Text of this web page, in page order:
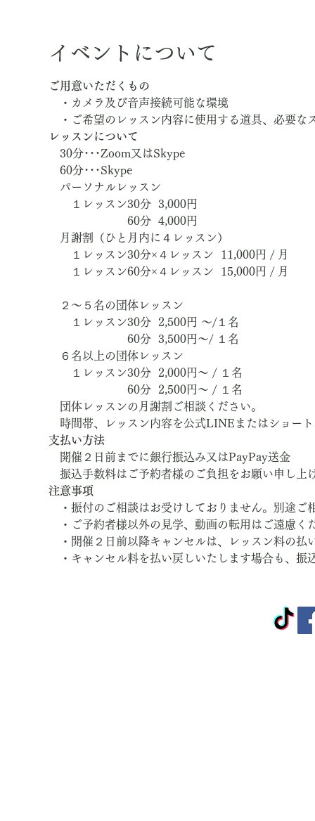
イベントについて
ご用意いただくもの
・カメラ及び音声接続可能な環境
・ご希望のレッスン内容に使用する道具、必要な
レッスンについて
30分･･･Zoom又はSkype
60分･･･Skype
パーソナルレッスン
１レッスン30分  3,000円
60分  4,000円
月謝割（ひと月内に４レッスン）
１レッスン30分×４レッスン  11,000円 / 月
１レッスン60分×４レッスン  15,000円 / 月
２～５名の団体レッスン
１レッスン30分  2,500円 ～/１名
60分  3,500円～/ １名
６名以上の団体レッスン
１レッスン30分  2,000円～ / １名
60分  2,500円～ / １名
団体レッスンの月謝割ご相談ください。
時間帯、レッスン内容を公式LINEまたはショー
支払い方法
開催２日前までに銀行振込み又はPayPay送金
振込手数料はご予約者様のご負担をお願い申し上
注意事項
・振付のご相談はお受けしておりません。別途ご
・ご予約者様以外の見学、動画の転用はご遠慮く
・開催２日前以降キャンセルは、レッスン料の払
・キャンセル料を払い戻しいたします場合も、振